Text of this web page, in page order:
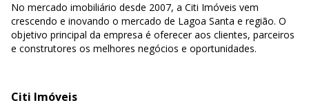
No mercado imobiliário desde 2007, a Citi Imóveis vem
crescendo e inovando o mercado de Lagoa Santa e região. O
objetivo principal da empresa é oferecer aos clientes, parceiros
e construtores os melhores negócios e oportunidades.
Citi Imóveis